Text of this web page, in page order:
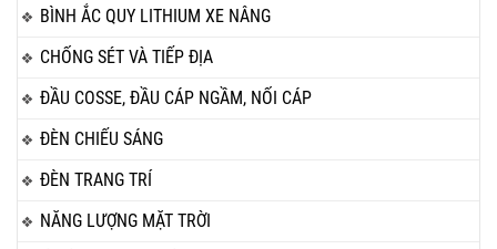
BÌNH ẮC QUY LITHIUM XE NÂNG
CHỐNG SÉT VÀ TIẾP ĐỊA
ĐẦU COSSE, ĐẦU CÁP NGẦM, NỐI CÁP
ĐÈN CHIẾU SÁNG
ĐÈN TRANG TRÍ
NĂNG LƯỢNG MẶT TRỜI